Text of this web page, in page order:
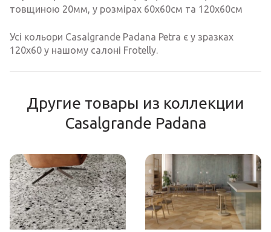
товщиною 20мм, у розмірах 60х60см та 120х60см
Усі кольори Casalgrande Padana Petra є у зразках
120х60 у нашому салоні Frotelly.
Другие товары из коллекции
Casalgrande Padana